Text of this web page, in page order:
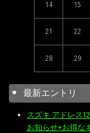
14 15
21 22
28 29
最新エントリ
スズキ アドレス
お知らせ+お得な